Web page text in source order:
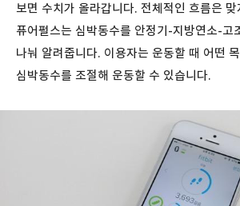
보면 수치가 올라갑니다. 전체적인 흐름은
퓨어펄스는 심박동수를 안정기-지방연소-고
나눠 알려줍니다. 이용자는 운동할 때 어떤
심박동수를 조절해 운동할 수 있습니다.